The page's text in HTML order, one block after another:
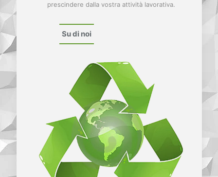
prescindere dalla vostra attività lavorativa.
Su di noi